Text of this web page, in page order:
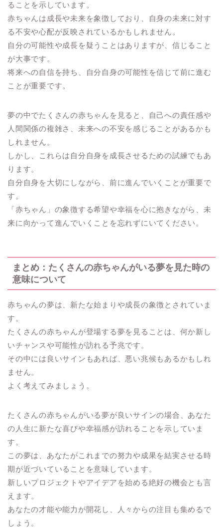
ることを示しています。
赤ちゃんは成長や未来を象徴しており、自身の未来に対す
る不安や心配が反映されているかもしれません。
自分の可能性や成長を疑うことはありますが、信じること
が大事です。
将来への自信を持ち、自分自身の可能性を信じて前に進む
ことが重要です。
夢の中でたくさんの赤ちゃんを見ると、自己への責任感や
人間関係の複雑さ、未来への不安を感じることがあるかも
しれません。
しかし、これらは自分自身を成長させるための試練でもあ
ります。
自分自身を大切にしながら、前に進んでいくことが重要で
す。
「赤ちゃん」の象徴する希望や幸福を心に抱きながら、未
来に向かって進んでいくことを忘れずにいてください。
まとめ：たくさんの赤ちゃんがいる夢を見た時の
意味について
赤ちゃんの夢は、新たな始まりや成長の象徴とされていま
す。
たくさんの赤ちゃんが登場する夢を見ることは、何か新し
いチャンスや可能性が訪れる予兆です。
その中には良いサインもあれば、悪い兆候もあるかもしれ
ません。
よく考えてみましょう。
たくさんの赤ちゃんがいる夢が良いサインの場合、あなた
の人生に新たな喜びや幸福感が訪れることを示していま
す。
この夢は、あなたがこれまでの努力や成果を結実させる時
期が近づいていることを意味しています。
新しいプロジェクトやアイデアを始める絶好の機会とも言
えます。
あなたの才能や能力が開花し、人々からの注目も集めるで
しょう。